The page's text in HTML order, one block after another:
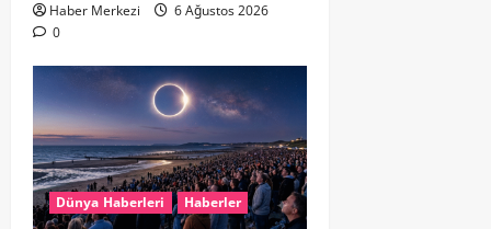
Haber Merkezi
6 Ağustos 2026
0
Dünya Haberleri Haberler